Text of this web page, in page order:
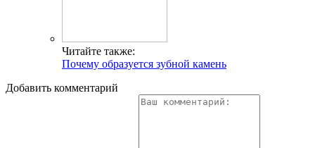
Читайте также:
Почему образуется зубной камень
Добавить комментарий